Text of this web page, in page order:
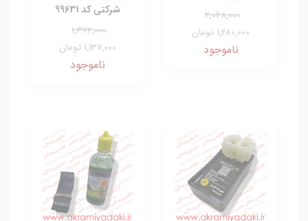
2,028,000
1,280,000 تومان
ناموجود
شرکتی کد 99631
1,372,000
1,137,000 تومان
ناموجود